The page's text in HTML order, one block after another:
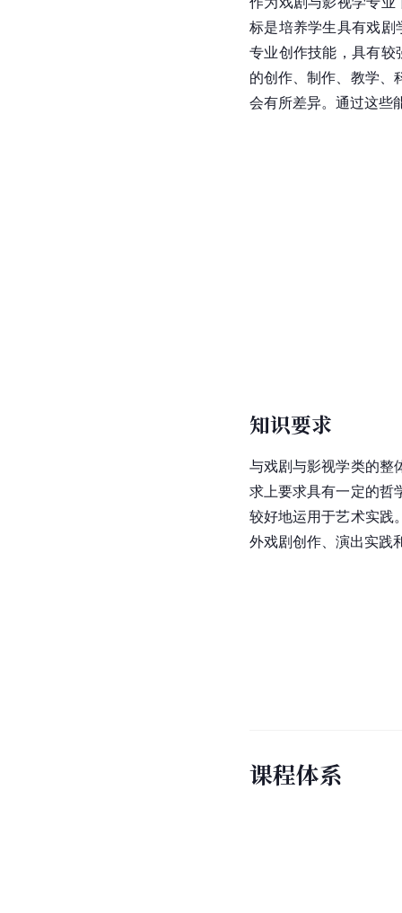
标是培养学生具有戏剧
专业创作技能，具有较
的创作、制作、教学、
会有所差异。通过这些
知识要求
与戏剧与影视学类的整
求上要求具有一定的哲
较好地运用于艺术实践
外戏剧创作、演出实践
课程体系